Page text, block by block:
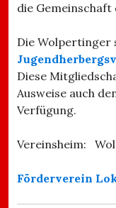
die
Die Wolpertinger
Diese
Ausweise auch
Verfügung.
Vereinsheim:
Förderverein